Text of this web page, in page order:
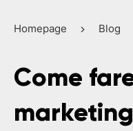
Homepage Blog
Come